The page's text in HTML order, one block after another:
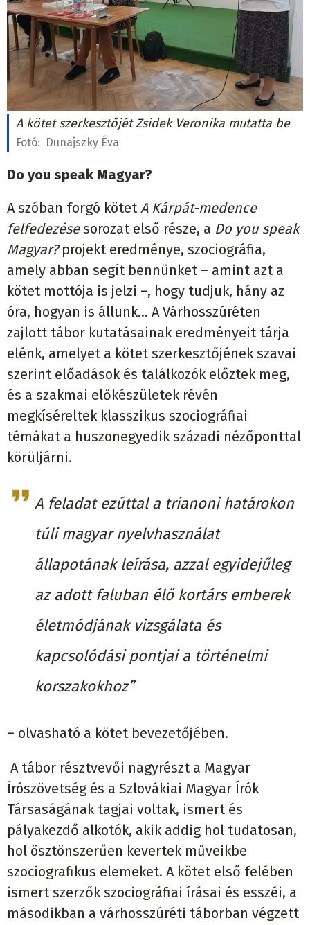
A kötet szerkesztőjét Zsidek Veronika mutatta be
Fotó: Dunajszky Éva
Do you speak Magyar?
A szóban forgó kötet A Kárpát-medence
felfedezésesorozat első része, a Do you speak
Magyar?projekt eredménye, szociográfia,
amely abban segít bennünket – amint azt a
kötet mottója is jelzi –, hogy tudjuk, hány az
óra, hogyan is állunk… A Várhosszúréten
zajlott tábor kutatásainak eredményeit tárja
elénk, amelyet a kötet szerkesztőjének szavai
szerint előadások és találkozók előztek meg,
és a szakmai előkészületek révén
megkíséreltek klasszikus szociográfiai
témákat a huszonegyedik századi nézőponttal
körüljárni.
A feladat ezúttal a trianoni határokon
túli magyar nyelvhasználat
állapotának leírása, azzal egyidejűleg
az adott faluban élő kortárs emberek
életmódjának vizsgálata és
kapcsolódási pontjai a történelmi
korszakokhoz”
– olvasható a kötet bevezetőjében.
A tábor résztvevői nagyrészt a Magyar
Írószövetség és a Szlovákiai Magyar Írók
Társaságának tagjai voltak, ismert és
pályakezdő alkotók, akik addig hol tudatosan,
hol ösztönszerűen kevertek műveikbe
szociografikus elemeket. A kötet első felében
ismert szerzők szociográfiai írásai és esszéi, a
másodikban a várhosszúréti táborban végzett